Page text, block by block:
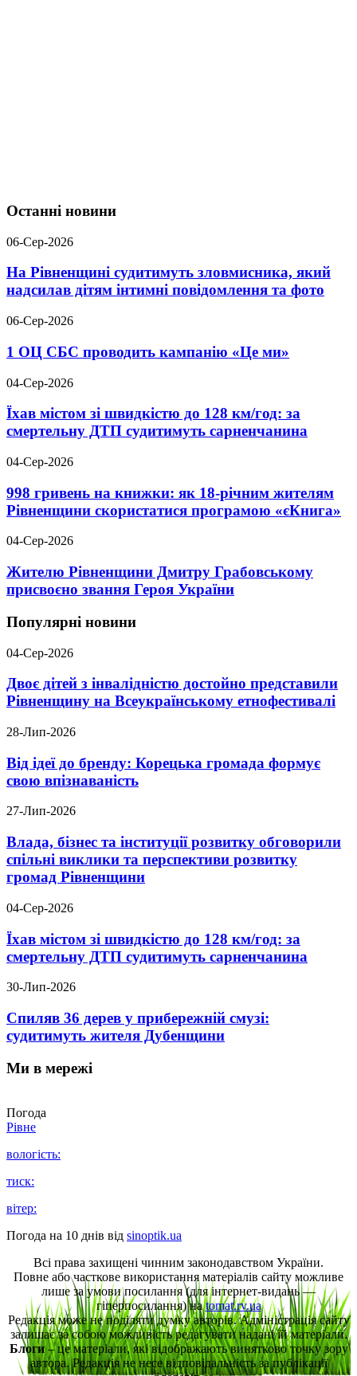
Останні новини
06-Сер-2026
На Рівненщині судитимуть зловмисника, який
надсилав дітям інтимні повідомлення та фото
06-Сер-2026
1 ОЦ СБС проводить кампанію «Це ми»
04-Сер-2026
Їхав містом зі швидкістю до 128 км/год: за
смертельну ДТП судитимуть сарненчанина
04-Сер-2026
998 гривень на книжки: як 18-річним жителям
Рівненщини скористатися програмою «єКнига»
04-Сер-2026
Жителю Рівненщини Дмитру Грабовському
присвоєно звання Героя України
Популярні новини
04-Сер-2026
Двоє дітей з інвалідністю достойно представили
Рівненщину на Всеукраїнському етнофестивалі
28-Лип-2026
Від ідеї до бренду: Корецька громада формує
свою впізнаваність
27-Лип-2026
Влада, бізнес та інституції розвитку обговорили
спільні виклики та перспективи розвитку
громад Рівненщини
04-Сер-2026
Їхав містом зі швидкістю до 128 км/год: за
смертельну ДТП судитимуть сарненчанина
30-Лип-2026
Спиляв 36 дерев у прибережній смузі:
судитимуть жителя Дубенщини
Ми в мережі
Погода
Рівне
вологість:
тиск:
вітер:
Погода на 10 днів від sinoptik.ua
Всі права захищені чинним законодавством України.
Повне або часткове використання матеріалів сайту можливе
лише за умови посилання (для інтернет-видань —
гіперпосилання) наtomat.rv.ua
Редакція може не поділяти думку авторів. Адміністрація сайту
залишає за собою можливість редагувати надані їй матеріали.
Блоги– це матеріали, які відображають винятково точку зору
автора. Редакція не несе відповідальність за публікації